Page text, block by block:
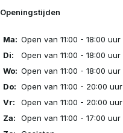
Openingstijden
Ma: Open van 11:00 - 18:00 uur
Di:
Open van 11:00 - 18:00 uur
Wo: Open van 11:00 - 18:00 uur
Do: Open van 11:00 - 20:00 uur
Vr:
Open van 11:00 - 20:00 uur
Za:
Open van 11:00 - 17:00 uur